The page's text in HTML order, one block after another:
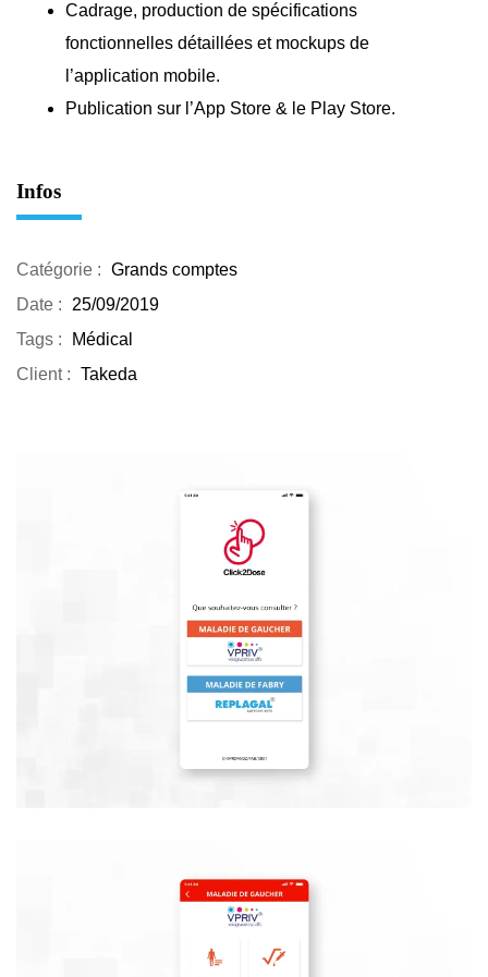
Cadrage, production de spécifications
fonctionnelles détaillées et mockups de
l’application mobile.
Publication sur l’App Store & le Play Store.
Infos
Catégorie : Grands comptes
Date :
25/09/2019
Tags :
Médical
Client : Takeda